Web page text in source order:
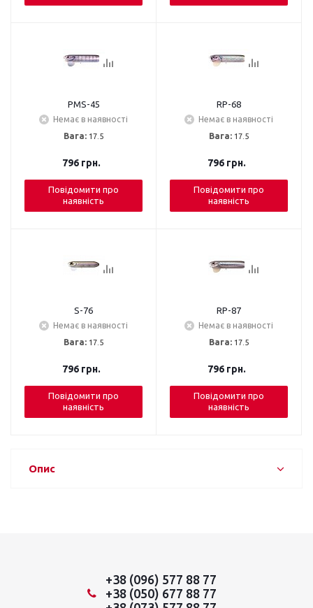
PMS-45
Немає в наявності
Вага: 17.5
796грн.
Повідомити про
наявність
RP-68
Немає в наявності
Вага: 17.5
796грн.
Повідомити про
наявність
S-76
Немає в наявності
Вага: 17.5
796грн.
Повідомити про
наявність
RP-87
Немає в наявності
Вага: 17.5
796грн.
Повідомити про
наявність
Опис
+38 (096) 577 88 77
+38 (050) 677 88 77